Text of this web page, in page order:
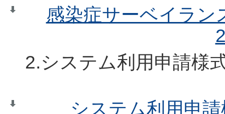
感染症サーベイラン
2.システム利用申請様
システム利用申